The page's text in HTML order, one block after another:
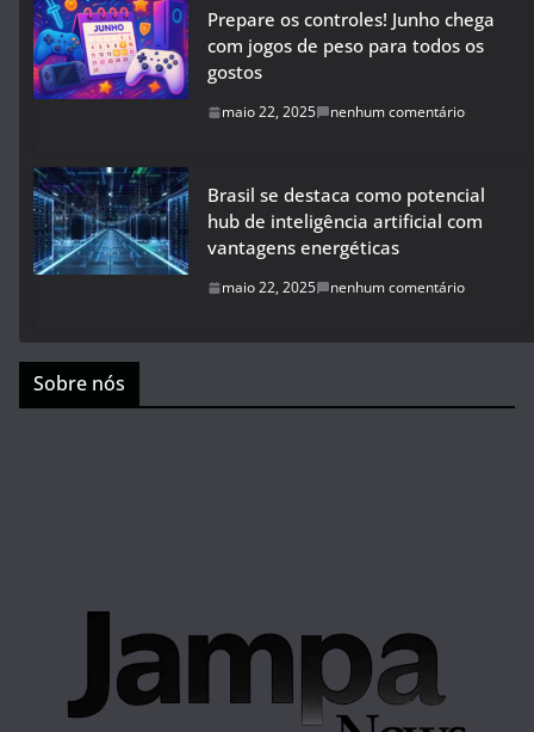
Prepare os controles! Junho chega
com jogos de peso para todos os
gostos
maio 22, 2025 nenhum comentário
Brasil se destaca como potencial
hub de inteligência artificial com
vantagens energéticas
maio 22, 2025 nenhum comentário
Sobre nós